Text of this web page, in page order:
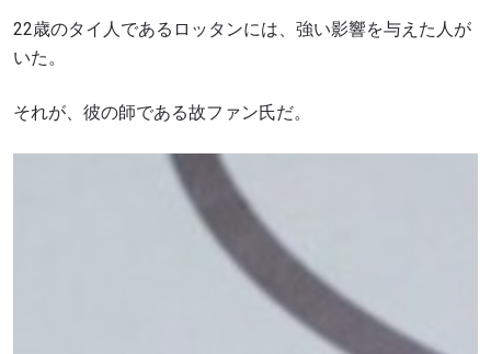
22歳のタイ人であるロッタンには、強い影響を与えた人が
いた。
それが、彼の師である故ファン氏だ。